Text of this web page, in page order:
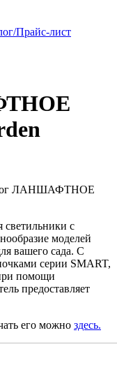
Прайс-лист
ЛАНШАФТНОЕ
с
моделей
вашего сада. С
серии SMART,
помощи
предоставляет
его можно здесь.